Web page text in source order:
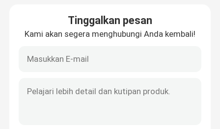
Tinggalkan pesan
Kami akan segera menghubungi Anda kembali!